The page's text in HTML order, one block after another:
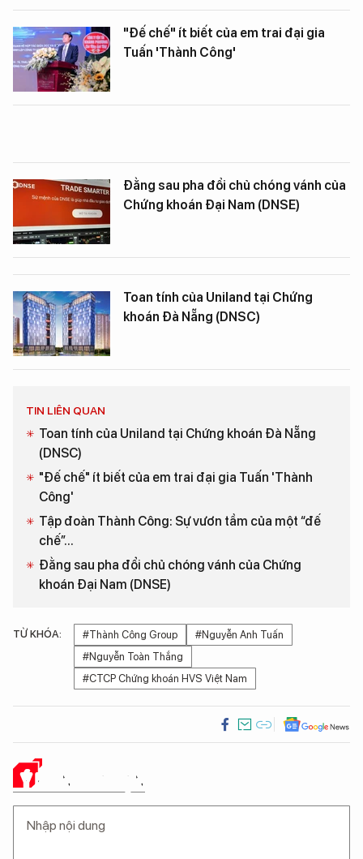
"Đế chế" ít biết của em trai đại gia
Tuấn 'Thành Công'
Đằng sau pha đổi chủ chóng vánh của
Chứng khoán Đại Nam (DNSE)
Toan tính của Uniland tại Chứng
khoán Đà Nẵng (DNSC)
TIN LIÊN QUAN
Toan tính của Uniland tại Chứng khoán Đà Nẵng
(DNSC)
"Đế chế" ít biết của em trai đại gia Tuấn 'Thành
Công'
Tập đoàn Thành Công: Sự vươn tầm của một “đế
chế”...
Đằng sau pha đổi chủ chóng vánh của Chứng
khoán Đại Nam (DNSE)
TỪ KHÓA: #Thành Công Group
#Nguyễn Anh Tuấn
#Nguyễn Toàn Thắng
#CTCP Chứng khoán HVS Việt Nam
Ý KIẾN CỦA BẠN